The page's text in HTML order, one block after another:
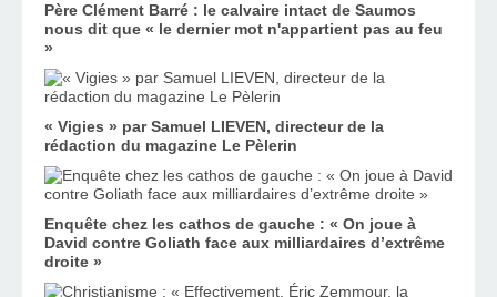
Père Clément Barré : le calvaire intact de Saumos
nous dit que « le dernier mot n'appartient pas au feu
»
« Vigies » par Samuel LIEVEN, directeur de la
rédaction du magazine Le Pèlerin
Enquête chez les cathos de gauche : « On joue à
David contre Goliath face aux milliardaires d’extrême
droite »